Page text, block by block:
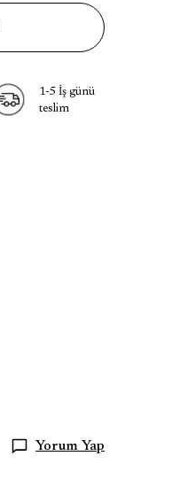
1-5 İş günü
teslim
Yorum Yap